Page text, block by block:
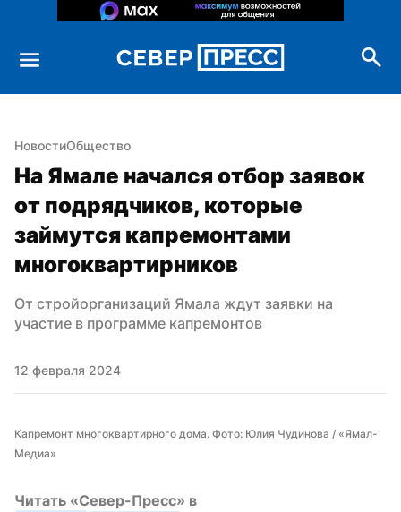
НовостиОбщество
На Ямале начался отбор заявок
от подрядчиков, которые
займутся капремонтами
многоквартирников
От стройорганизаций Ямала ждут заявки на
участие в программе капремонтов
12 февраля 2024
Капремонт многоквартирного дома. Фото: Юлия Чудинова / «Ямал-
Медиа»
Читать «Север-Пресс» в